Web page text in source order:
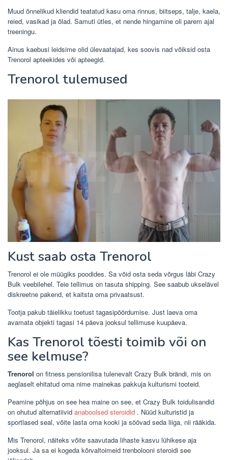
Muud õnnelikud kliendid teatatud kasu oma rinnus, biitseps, talje, kaela,
reied, vasikad ja õlad. Samuti ütles, et nende hingamine oli parem ajal
treeningu.
Ainus kaebusi leidsime olid ülevaatajad, kes soovis nad võiksid osta
Trenorol apteekides või apteegid.
Trenorol tulemused
Kust saab osta Trenorol
Trenorol ei ole müügiks poodides. Sa võid osta seda võrgus läbi Crazy
Bulk veebilehel. Teie tellimus on tasuta shipping. See saabub ukselävel
diskreetne pakend, et kaitsta oma privaatsust.
Tootja pakub täielikku toetust tagasipöördumise. Just laeva oma
avamata objekti tagasi 14 päeva jooksul tellimuse kuupäeva.
Kas Trenorol tõesti toimib või on
see kelmuse?
Trenorol on fitness pensionilisa tulenevalt Crazy Bulk brändi, mis on
aeglaselt ehitatud oma nime mainekas pakkuja kulturismi tooteid.
Peamine põhjus on see hea maine on see, et Crazy Bulk toidulisandid
on ohutud alternatiivid anaboolsed steroidid . Nüüd kulturistid ja
sportlased seal, võite lasta oma kooki ja söövad seda liiga, nii rääkida.
Mis Trenorol, näiteks võite saavutada lihaste kasvu lühikese aja
jooksul. Ja sa ei kogeda kõrvaltoimeid trenbolooni steroidi see